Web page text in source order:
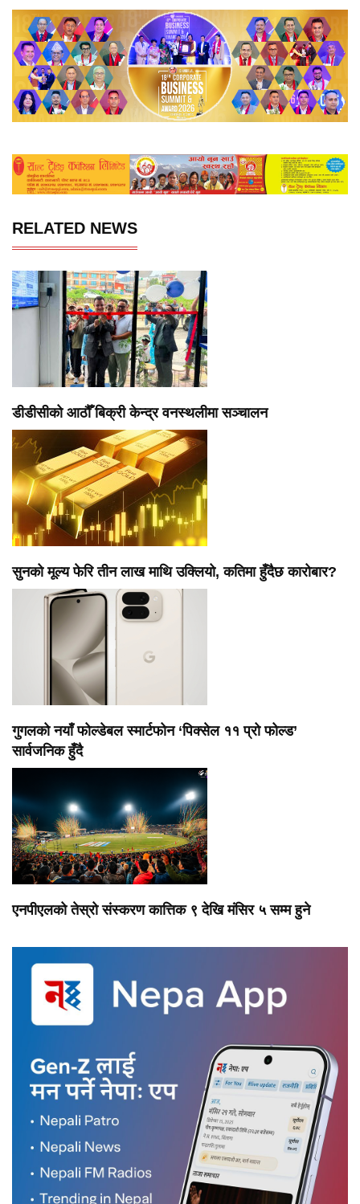
RELATED NEWS
डीडीसीको आठौँ बिक्री केन्द्र वनस्थलीमा सञ्चालन
सुनको मूल्य फेरि तीन लाख माथि उक्लियो, कतिमा हुँदैछ कारोबार?
गुगलको नयाँ फोल्डेबल स्मार्टफोन ‘पिक्सेल ११ प्रो फोल्ड’
सार्वजनिक हुँदै
एनपीएलको तेस्रो संस्करण कात्तिक ९ देखि मंसिर ५ सम्म हुने